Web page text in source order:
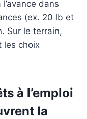
dans
(ex. 20 lb et
Sur le terrain,
les choix
à l’emploi
la